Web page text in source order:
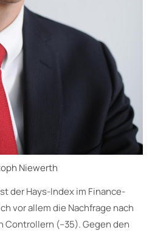
Niewerth
der Hays-Index im Finance-
vor allem die Nachfrage nach
Controllern (–35). Gegen den